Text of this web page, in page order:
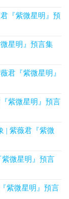
『紫微星明』預
星明』預言集
君『紫微星明』
紫微星明』預言
| 紫薇君『紫微
微星明』預言
紫微星明』預言